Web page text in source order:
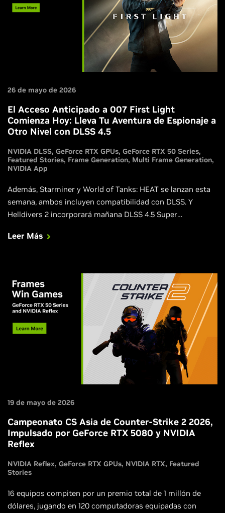
26 de mayo de 2026
El Acceso Anticipado a 007 First Light
Comienza Hoy: Lleva Tu Aventura de Espionaje a
Otro Nivel con DLSS 4.5
NVIDIA DLSS GeForce RTX GPUs GeForce RTX 50 Series
Featured Stories Frame Generation Multi Frame Generation
NVIDIA App
Además, Starminer y World of Tanks: HEAT se lanzan esta
semana, ambos incluyen compatibilidad con DLSS. Y
Helldivers 2 incorporará mañana DLSS 4.5 Super
Leer Más
19 de mayo de 2026
Campeonato CS Asia de Counter-Strike 2 2026,
Impulsado por GeForce RTX 5080 y NVIDIA
Reflex
NVIDIA Reflex GeForce RTX GPUs NVIDIA RTX Featured
Stories
16 equipos compiten por un premio total de 1 millón de
dólares, jugando en 120 computadoras equipadas con